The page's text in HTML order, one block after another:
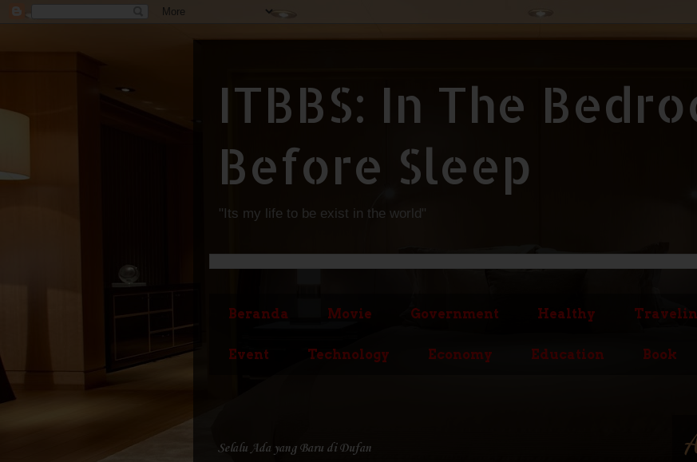
ITBBS: In The
Before Sleep
"Its my life to be exist in the world"
Beranda Movie Government Healthy
Event Technology Economy Education Book
Selalu Ada yang Baru di Dufan